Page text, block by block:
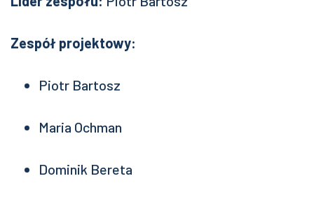
Zespół projektowy:
Piotr Bartosz
Maria Ochman
Dominik Bereta